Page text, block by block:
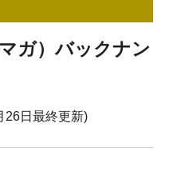
ガ）バックナン
26日最終更新)